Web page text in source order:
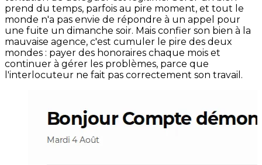
prend du temps, parfois au pire moment, et tout le
monde n'a pas envie de répondre à un appel pour
une fuite un dimanche soir. Mais confier son bien à la
mauvaise agence, c'est cumuler le pire des deux
mondes : payer des honoraires chaque mois et
continuer à gérer les problèmes, parce que
l'interlocuteur ne fait pas correctement son travail.